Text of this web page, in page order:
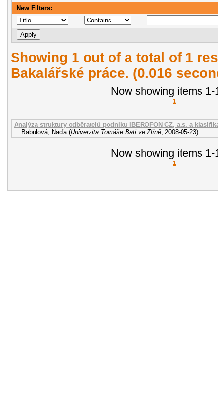
New Filters:
Showing 1 out of a total of 1
Bakalářské práce. (0.016
Now showing items 1-
1
Analýza struktury odběratelů podniku IBEROFON CZ, a.s. a
Babulová, Naďa (Univerzita Tomáše Bati ve Zlíně, 2008-05-23)
Now showing items 1-
1